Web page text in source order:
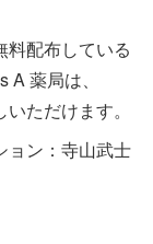
料配布している
薬局は、
ただけます。
ョン：寺山武士